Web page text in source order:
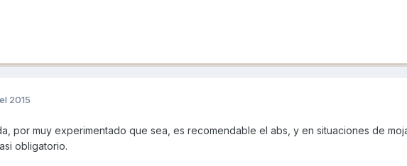
2015
por muy experimentado que sea, es recomendable el abs, y en situaciones de
obligatorio.